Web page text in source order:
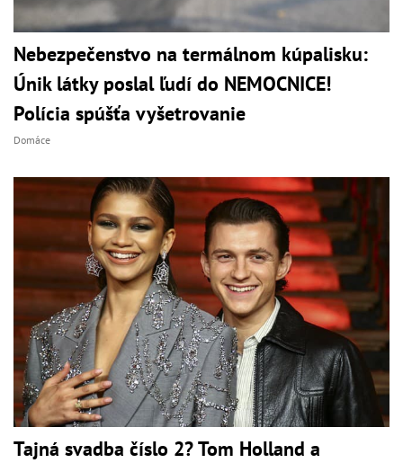
Nebezpečenstvo na termálnom kúpalisku:
Únik látky poslal ľudí do NEMOCNICE!
Polícia spúšťa vyšetrovanie
Domáce
Tajná svadba číslo 2? Tom Holland a